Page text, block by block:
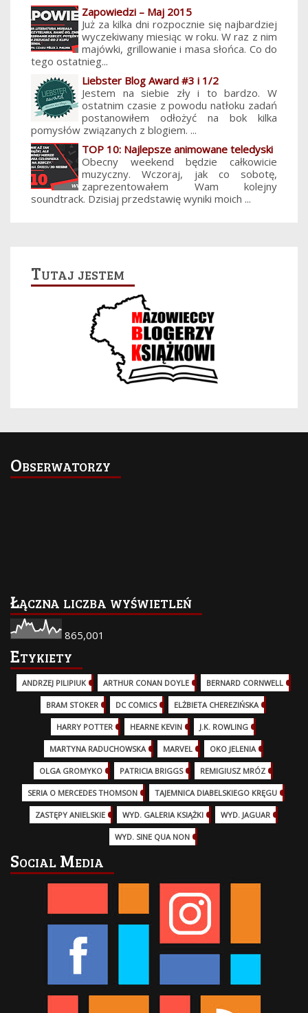
Zapowiedzi – Maj 2015
Już za kilka dni rozpocznie się najbardziej
wyczekiwany miesiąc w roku. W raz z nim
majówki, grillowanie i masa słońca. Co do
tego ostatnieg...
Liebster Blog Award #3 i 1/2
Jestem na siebie zły i to bardzo. W
ostatnim czasie z powodu natłoku zadań
postanowiłem odłożyć na bok kilka
pomysłów związanych z blogiem. ...
TOP 10: Najlepsze animowane teledyski
Obecny weekend będzie całkowicie
muzyczny. Wczoraj, jak co sobotę,
zaprezentowałem Wam kolejny
soundtrack. Dzisiaj przedstawię wyniki moich ...
Tutaj jestem
Obserwatorzy
Łączna liczba wyświetleń
865,001
Etykiety
ANDRZEJ PILIPIUK (29)ARTHUR CONAN DOYLE BERNARD CORNWELL
BRAM STOKER DC COMICS (17)ELŻBIETA CHEREZIŃSKA
HARRY POTTER (13)HEARNE KEVIN J.K. ROWLING
MARTYNA RADUCHOWSKA MARVEL (32)OKO JELENIA
OLGA GROMYKO PATRICIA BRIGGS (12)REMIGIUSZ MRÓZ
SERIA O MERCEDES THOMSON (11)TAJEMNICA DIABELSKIEGO KRĘGU
ZASTĘPY ANIELSKIE WYD. GALERIA KSIĄŻKI WYD. JAGUAR
WYD. SINE QUA NON
Social Media